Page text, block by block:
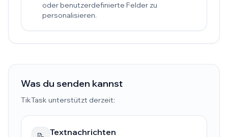
oder benutzerdefinierte Felder zu
personalisieren.
Was du senden kannst
TikTask unterstützt derzeit:
Textnachrichten